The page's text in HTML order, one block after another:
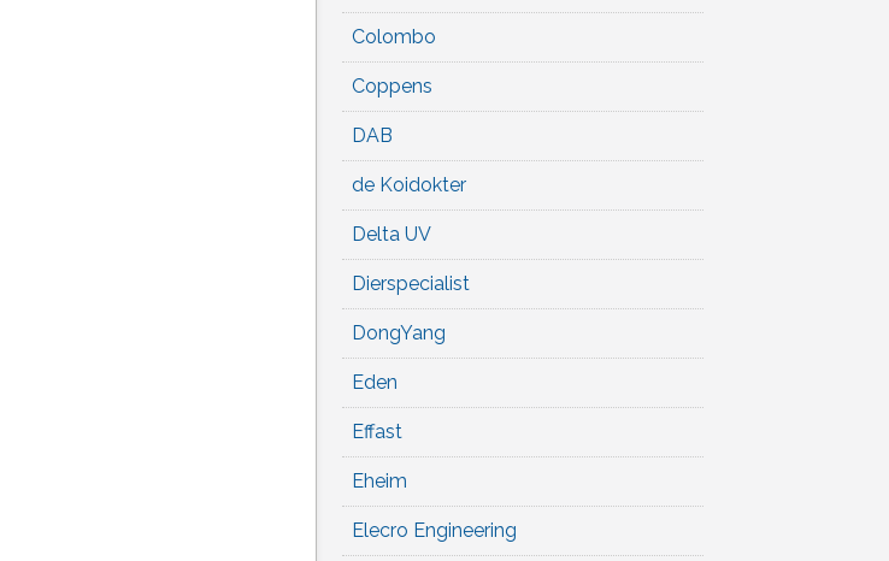
Colombo
Coppens
DAB
de Koidokter
Delta UV
Dierspecialist
DongYang
Eden
Effast
Eheim
Elecro Engineering